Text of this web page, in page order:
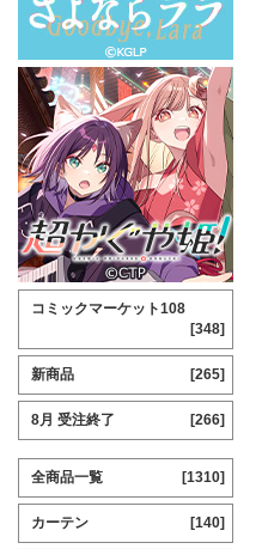
コミックマーケット108
[348]
新商品 [265]
8月 受注終了 [266]
全商品一覧 [1310]
カーテン [140]